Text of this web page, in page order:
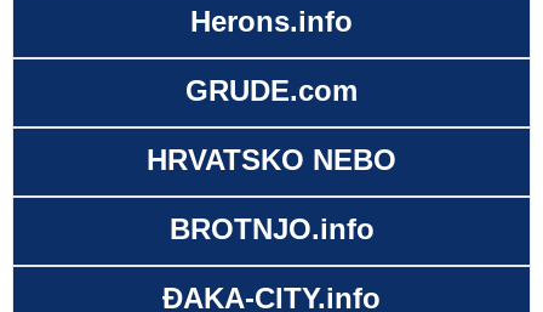
Herons.info
GRUDE.com
HRVATSKO NEBO
BROTNJO.info
ĐAKA-CITY.info